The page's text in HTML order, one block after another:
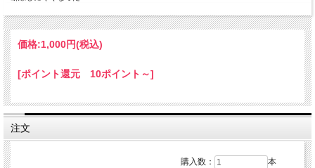
価格:1,000円(税込)
[ポイント還元 10ポイント～]
注文
購入数： 本